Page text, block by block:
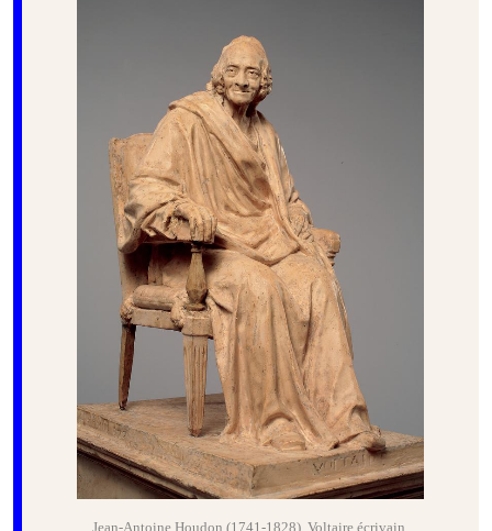
Jean-Antoine Houdon (1741-1828), Voltaire écrivain,